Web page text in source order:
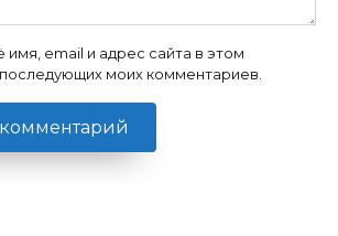
имя, email и адрес сайта в этом
моих комментариев.